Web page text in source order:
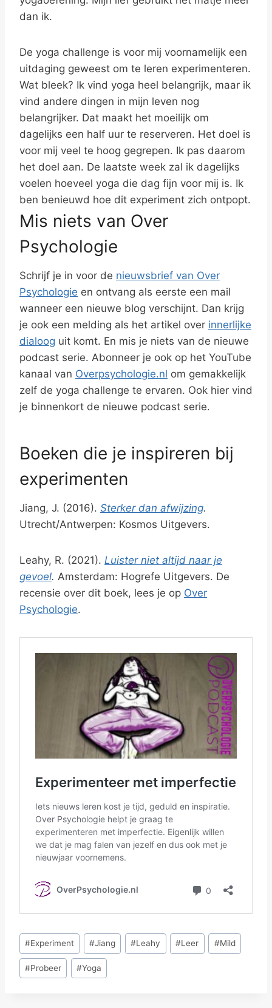
dan ik.
De yoga challenge is voor mij voornamelijk een
uitdaging geweest om te leren experimenteren.
Wat bleek? Ik vind yoga heel belangrijk, maar ik
vind andere dingen in mijn leven nog
belangrijker. Dat maakt het moeilijk om
dagelijks een half uur te reserveren. Het doel is
voor mij veel te hoog gegrepen. Ik pas daarom
het doel aan. De laatste week zal ik dagelijks
voelen hoeveel yoga die dag fijn voor mij is. Ik
ben benieuwd hoe dit experiment zich ontpopt.
Mis niets van Over
Psychologie
Schrijf je in voor de nieuwsbrief van Over
Psychologie en ontvang als eerste een mail
wanneer een nieuwe blog verschijnt. Dan krijg
je ook een melding als het artikel over innerlijke
dialoog uit komt. En mis je niets van de nieuwe
podcast serie. Abonneer je ook op het YouTube
kanaal van Overpsychologie.nl om gemakkelijk
zelf de yoga challenge te ervaren. Ook hier vind
je binnenkort de nieuwe podcast serie.
Boeken die je inspireren bij
experimenten
Jiang, J. (2016). Sterker dan afwijzing.
Utrecht/Antwerpen: Kosmos Uitgevers.
Leahy, R. (2021). Luister niet altijd naar je
gevoel. Amsterdam: Hogrefe Uitgevers. De
recensie over dit boek, lees je op Over
Psychologie.
Bericht
tags:
#Experiment #Jiang #Leahy #Leer #Mild
#Probeer #Yoga